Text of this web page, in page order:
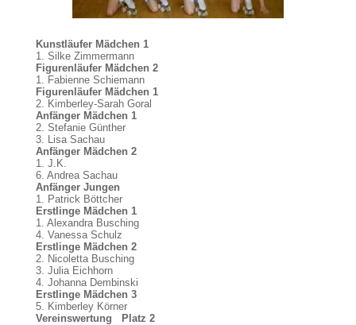
Kunstläufer Mädchen 1
1. Silke Zimmermann
Figurenläufer Mädchen 2
1. Fabienne Schiemann
Figurenläufer Mädchen 1
2. Kimberley-Sarah Goral
Anfänger Mädchen 1
2. Stefanie Günther
3. Lisa Sachau
Anfänger Mädchen 2
1. J.K.
6. Andrea Sachau
Anfänger Jungen
1. Patrick Böttcher
Erstlinge Mädchen 1
1. Alexandra Busching
4. Vanessa Schulz
Erstlinge Mädchen 2
2. Nicoletta Busching
3. Julia Eichhorn
4. Johanna Dembinski
Erstlinge Mädchen 3
5. Kimberley Körner
Vereinswertung Platz 2